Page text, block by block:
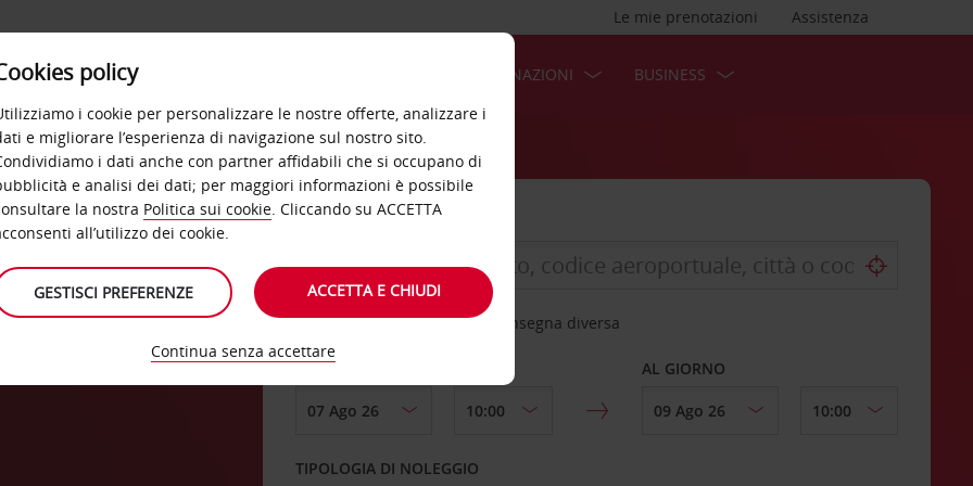
Assistenza
Le mie prenotazioni
OFFERTE DESTINAZIONI BUSINESS
Scegli una località di riconsegna diversa
DAL GIORNO AL GIORNO
TIPOLOGIA DI NOLEGGIO
policy
i cookie per personalizzare le nostre offerte, analizzare i
e migliorare l’esperienza di navigazione sul nostro sito.
i dati anche con partner affidabili che si occupano di
e analisi dei dati; per maggiori informazioni è possibile
la nostra Politica sui cookie. Cliccando su ACCETTA
all’utilizzo dei cookie.
GESTISCI PREFERENZE ACCETTA E CHIUDI
Continua senza accettare